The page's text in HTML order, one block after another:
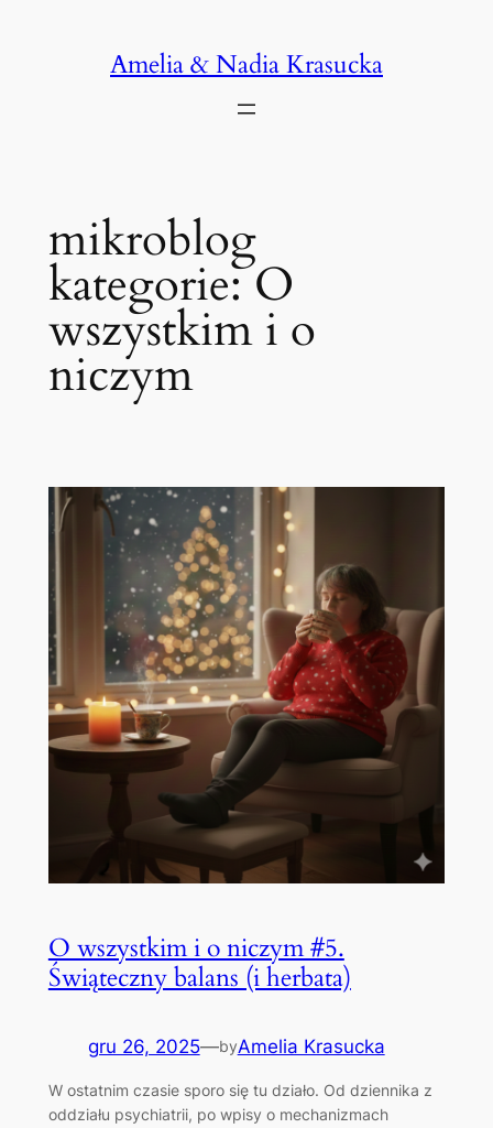
Amelia & Nadia Krasucka
mikroblog
kategorie:O
wszystkim i o
niczym
O wszystkim i o niczym #5.
Świąteczny balans (i herbata)
gru 26, 2025—byAmelia Krasucka
W ostatnim czasie sporo się tu działo. Od dziennika z
oddziału psychiatrii, po wpisy o mechanizmach